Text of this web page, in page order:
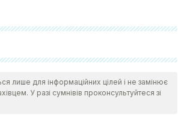
Stress management techniques in primary
controlled trial. Sleep Medicine.
лише для інформаційних цілей і не замінює
У разі сумнівів проконсультуйтеся зі